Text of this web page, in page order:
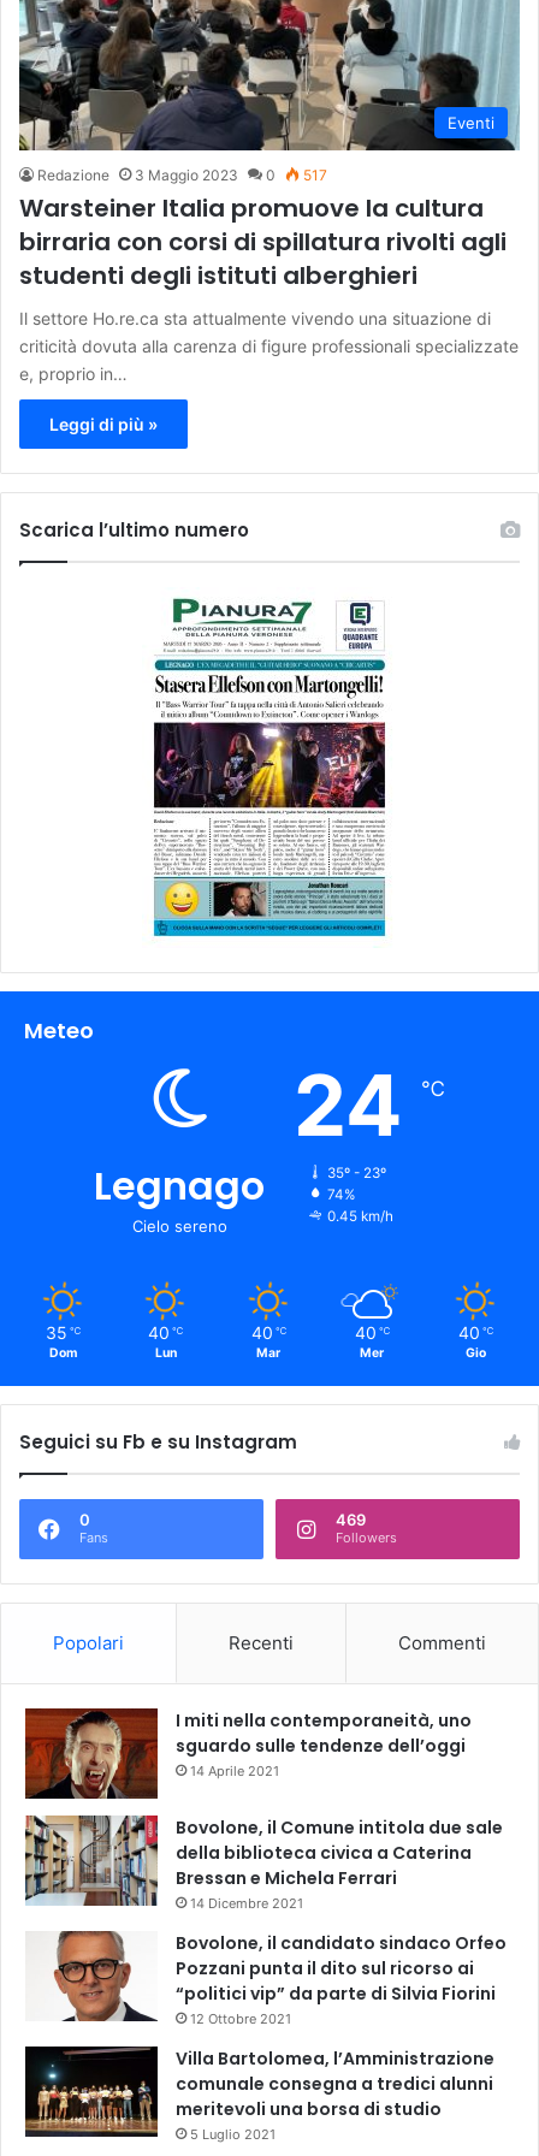
Eventi
Redazione 3 Maggio 2023 0 517
Warsteiner Italia promuove la cultura
birraria con corsi di spillatura rivolti agli
studenti degli istituti alberghieri
Il settore Ho.re.ca sta attualmente vivendo una situazione di
criticità dovuta alla carenza di figure professionali specializzate
e, proprio in…
Leggi di più »
Scarica l’ultimo numero
Meteo
Legnago
Cielo sereno
24 ℃
35º - 23º
74%
0.45 km/h
35 ℃
Dom
40 ℃
Lun
40 ℃
Mar
40 ℃
Mer
40 ℃
Gio
Seguici su Fb e su Instagram
0
Fans
469
Followers
Popolari Recenti Commenti
I miti nella contemporaneità, uno
sguardo sulle tendenze dell’oggi
14 Aprile 2021
Bovolone, il Comune intitola due sale
della biblioteca civica a Caterina
Bressan e Michela Ferrari
14 Dicembre 2021
Bovolone, il candidato sindaco Orfeo
Pozzani punta il dito sul ricorso ai
“politici vip” da parte di Silvia Fiorini
12 Ottobre 2021
Villa Bartolomea, l’Amministrazione
comunale consegna a tredici alunni
meritevoli una borsa di studio
5 Luglio 2021